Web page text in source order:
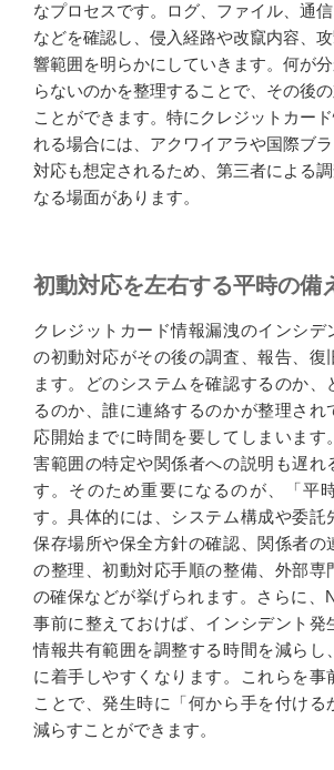
なプロセスです。ログ、ファイル、通
などを確認し、侵入経路や改竄内容、
響範囲を明らかにしていきます。何が
らないのかを整理することで、その後
ことができます。特にクレジットカー
れる場合には、アクワイアラや国際ブ
対応も想定されるため、第三者による
なる場面があります。
初動対応を左右する平時の備
クレジットカード情報漏洩のインシデ
の初動対応がその後の調査、報告、復
ます。どのシステムを確認するのか、
るのか、誰に連絡するのかが整理され
応開始までに時間を要してしまいます
害範囲の特定や関係者への説明も遅れ
す。そのため重要になるのが、「平
す。具体的には、システム構成や委託
保存場所や保全方針の確認、関係者の
の整理、初動対応手順の整備、外部専
の確保などが挙げられます。さらに、
事前に整えておけば、インシデント発
情報共有範囲を調整する時間を減らし
に着手しやすくなります。これらを事
ことで、発生時に「何から手を付ける
減らすことができます。